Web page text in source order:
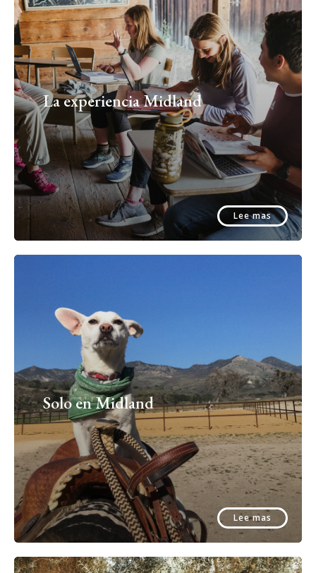
La experiencia Midland
Lee mas
Solo en Midland
Lee mas